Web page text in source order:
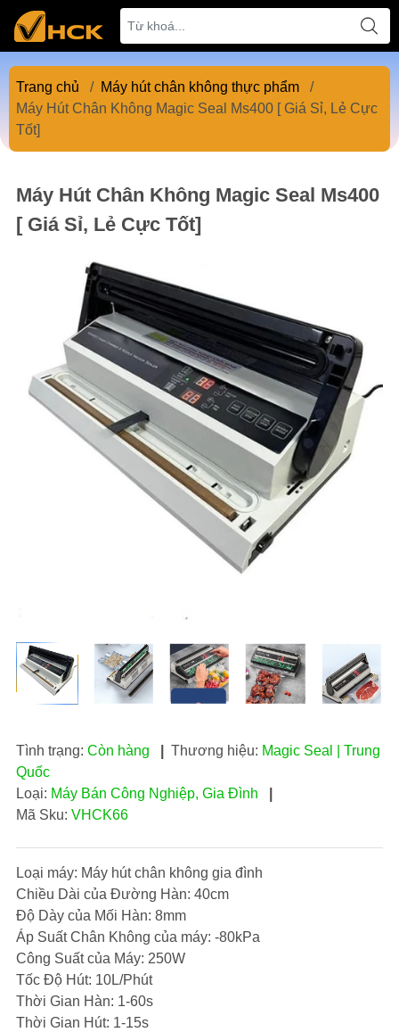
Trang chủ / Máy hút chân không thực phẩm
/
Máy Hút Chân Không Magic Seal Ms400 [ Giá Sỉ, Lẻ Cực
Tốt]
Máy Hút Chân Không Magic Seal Ms400
[ Giá Sỉ, Lẻ Cực Tốt]
Tình trạng: Còn hàng Thương hiệu: Magic Seal | Trung
Quốc
Loại: Máy Bán Công Nghiệp, Gia Đình
Mã Sku: VHCK66
Loại máy: Máy hút chân không gia đình
Chiều Dài của Đường Hàn: 40cm
Độ Dày của Mối Hàn: 8mm
Áp Suất Chân Không của máy: -80kPa
Công Suất của Máy: 250W
Tốc Độ Hút: 10L/Phút
Thời Gian Hàn: 1-60s
Thời Gian Hút: 1-15s